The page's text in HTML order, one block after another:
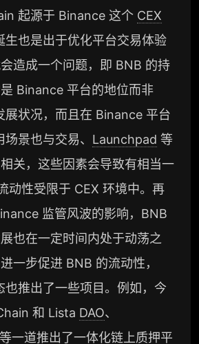
答疑精华汇总栏目（精选高价值沉
群（与业内高管、机构、基金等共
PDF 版（24 次/年）
CSV 下载（可根据请求“全量”提
）
目内容 (所有项目、叙事与赛道系
支，并重点追踪链上金融、支付体
的长期演进脉络，用户评价“相见恨
目内容（内容依托于研报，快速获
核心判断）
析、融资项目解密栏目内容（持续
热点与热门融资项目轻松捕获）
据库
起源于 Binance 这个 CEX
生也是出于优化平台交易体验
造成一个问题，即 BNB 的持
Binance 平台的地位而非
展状况，而且在 Binance 平台
景也与交易、 Launchpad 等
关，这些因素会导致有相当一
动性受限于 CEX 环境中。再
监管风波的影响，BNB
也在一定时间内处于动荡之
一步促进 BNB 的流动性，
推出了一些项目。例如，今
和 Lista DAO、
一道推出了一体化链上质押平